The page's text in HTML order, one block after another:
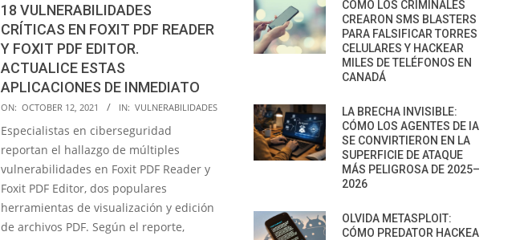
18 VULNERABILIDADES
CRÍTICAS EN FOXIT PDF READER
Y FOXIT PDF EDITOR.
ACTUALICE ESTAS
APLICACIONES DE INMEDIATO
2021-
10-
12
ON: OCTOBER 12, 2021 IN: VULNERABILIDADES
Especialistas en ciberseguridad
reportan el hallazgo de múltiples
vulnerabilidades en Foxit PDF Reader y
Foxit PDF Editor, dos populares
herramientas de visualización y edición
de archivos PDF. Según el reporte,
CÓMO LOS CRIMINALES
CREARON SMS BLASTERS
PARA FALSIFICAR TORRES
CELULARES Y HACKEAR
MILES DE TELÉFONOS EN
CANADÁ
LA BRECHA INVISIBLE:
CÓMO LOS AGENTES DE IA
SE CONVIRTIERON EN LA
SUPERFICIE DE ATAQUE
MÁS PELIGROSA DE 2025–
2026
OLVIDA METASPLOIT:
CÓMO PREDATOR HACKEA